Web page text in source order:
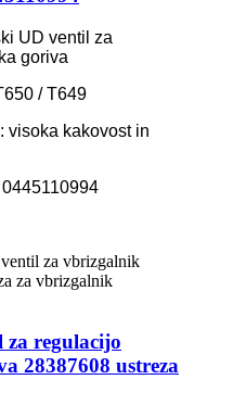
UD ventil za
goriva
/ T649
visoka kakovost in
regulacijo
28387608 ustreza